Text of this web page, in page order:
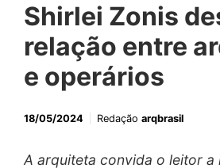
Shirlei Zonis
relação entre
e operários
18/05/2024 Redação arqbrasil
A arquiteta convida o leitor a